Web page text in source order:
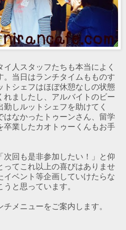
人スタッフたちも本当によく
。当日はランチタイムもものす
トシェフはほぼ休憩なしの状態
れましたし、アルバイトのビー
しルットシェフを助けてく
はなかったトゥーンさん、留学
卒業したカオトゥーくんもお手
次回も是非参加したい！」と仰
ってこれ以上の喜びはありませ
イベント等企画していけたらな
と思っています。
メニューをご案内します。